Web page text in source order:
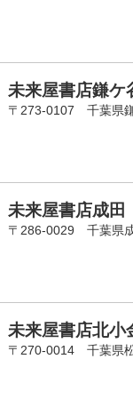
未来屋書店鎌ケ
〒273-0107 千葉県
未来屋書店成田
〒286-0029 千葉県
未来屋書店北小
〒270-0014 千葉県